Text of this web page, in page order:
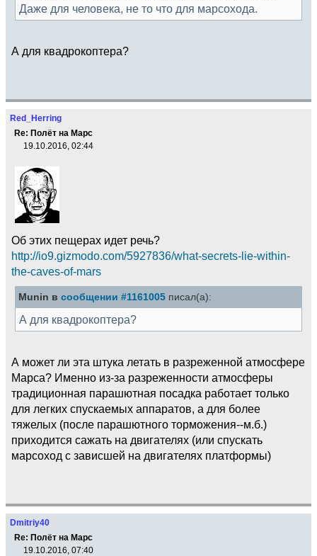
Даже для человека, не то что для марсохода.
А для квадрокоптера?
Red_Herring
Re: Полёт на Марс
19.10.2016, 02:44
Об этих пещерах идет речь?
http://io9.gizmodo.com/5927836/what-secrets-lie-within-
the-caves-of-mars
Munin в сообщении #1161005 писал(а):
А для квадрокоптера?
А может ли эта штука летать в разреженной атмосфере
Марса? Именно из-за разреженности атмосферы
традиционная парашютная посадка работает только
для легких спускаемых аппаратов, а для более
тяжелых (после парашютного торможения--м.б.)
приходится сажать на двигателях (или спускать
марсоход с зависшей на двигателях платформы)
Dmitriy40
Re: Полёт на Марс
19.10.2016, 07:40